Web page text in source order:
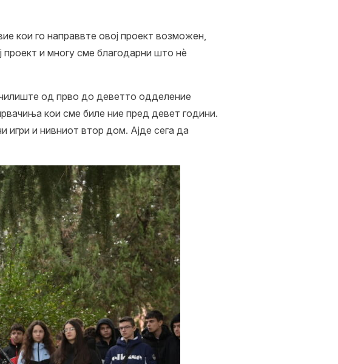
кои го направвте овој проект возможен,
и многу сме благодарни што нѐ
од прво до деветто одделение
кои сме биле ние пред девет години.
игри и нивниот втор дом. Ајде сега да